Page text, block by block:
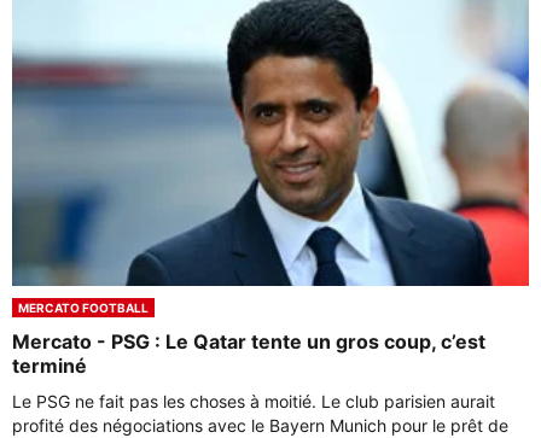
MERCATO FOOTBALL
Mercato - PSG : Le Qatar tente un gros coup, c’est
terminé
Le PSG ne fait pas les choses à moitié. Le club parisien aurait
profité des négociations avec le Bayern Munich pour le prêt de